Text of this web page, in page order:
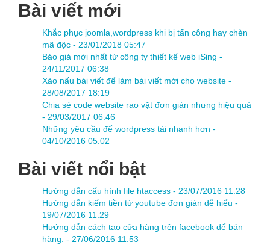
Bài viết mới
Khắc phục joomla,wordpress khi bị tấn công hay chèn
mã độc - 23/01/2018 05:47
Báo giá mới nhất từ công ty thiết kế web iSing -
24/11/2017 06:38
Xào nấu bài viết để làm bài viết mới cho website -
28/08/2017 18:19
Chia sẻ code website rao vặt đơn giản nhưng hiệu quả
- 29/03/2017 06:46
Những yêu cầu để wordpress tải nhanh hơn -
04/10/2016 05:02
Bài viết nổi bật
Hướng dẫn cấu hình file htaccess - 23/07/2016 11:28
Hướng dẫn kiếm tiền từ youtube đơn giản dễ hiểu -
19/07/2016 11:29
Hướng dẫn cách tạo cửa hàng trên facebook để bán
hàng. - 27/06/2016 11:53